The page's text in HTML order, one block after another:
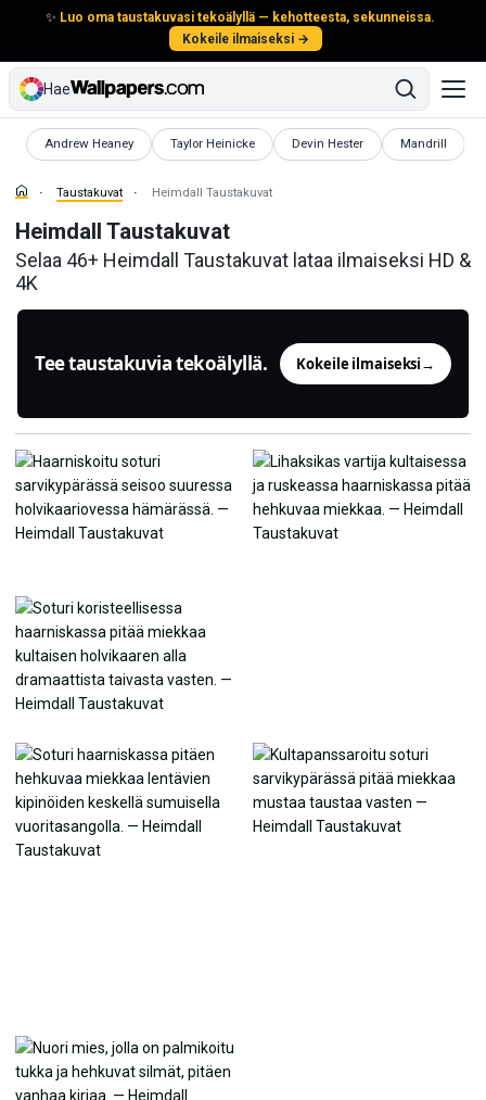
✨ Luo oma taustakuvasi tekoälyllä — kehotteesta, sekunneissa.
Kokeile ilmaiseksi →
Hae
Andrew Heaney
Taustakuvat Taylor Heinicke
Taustakuvat Devin Hester
Taustakuvat Mandrill
Taustakuvat
Taustakuvat Heimdall Taustakuvat
Heimdall Taustakuvat
Selaa 46+ Heimdall Taustakuvat lataa ilmaiseksi HD &
4K
Tee taustakuvia tekoälyllä. Kokeile ilmaiseksi→